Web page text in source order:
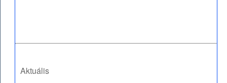
Aktuális